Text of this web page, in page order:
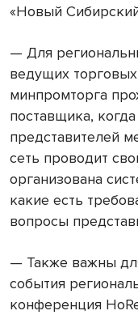
«Новый
— Для
ведущих
минпромторга
поставщика,
представителей
сеть проводит
организована
какие есть
вопросы
— Также важны
события
конференция